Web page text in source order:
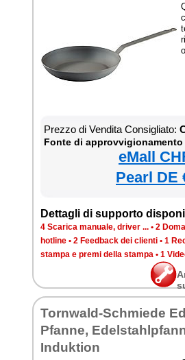
Prezzo di Vendita Consigliato:
Fonte di approvvigionamento
eMall
Pearl DE
Dettagli di supporto
4 Scarica manuale, driver ... • 2
hotline • 2 Feedback dei clienti • 1
stampa e premi della stampa • 1
Tornwald-Schmiede
Pfanne,
Induktion